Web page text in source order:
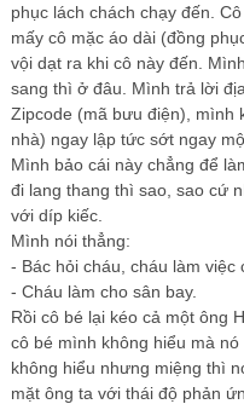
phục lách chách chạy đến.
mấy cô mặc áo dài (đồng
vội dạt ra khi cô này đến.
sang thì ở đâu. Mình trả lời
Zipcode (mã bưu điện), mình
nhà) ngay lập tức sớt ngay
Mình bảo cái này chẳng để
đi lang thang thì sao, sao cứ
với díp kiếc.
Mình nói thẳng:
- Bác hỏi cháu, cháu làm
- Cháu làm cho sân bay.
Rồi cô bé lại kéo cả một ông
cô bé mình không hiểu mà
không hiểu nhưng miệng thì
mặt ông ta với thái độ phản